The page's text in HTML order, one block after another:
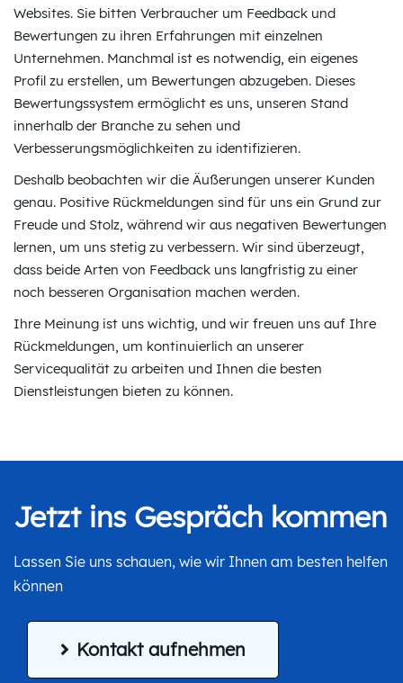
Websites. Sie bitten Verbraucher um Feedback und
Bewertungen zu ihren Erfahrungen mit einzelnen
Unternehmen. Manchmal ist es notwendig, ein eigenes
Profil zu erstellen, um Bewertungen abzugeben. Dieses
Bewertungssystem ermöglicht es uns, unseren Stand
innerhalb der Branche zu sehen und
Verbesserungsmöglichkeiten zu identifizieren.
Deshalb beobachten wir die Äußerungen unserer Kunden
genau. Positive Rückmeldungen sind für uns ein Grund zur
Freude und Stolz, während wir aus negativen Bewertungen
lernen, um uns stetig zu verbessern. Wir sind überzeugt,
dass beide Arten von Feedback uns langfristig zu einer
noch besseren Organisation machen werden.
Ihre Meinung ist uns wichtig, und wir freuen uns auf Ihre
Rückmeldungen, um kontinuierlich an unserer
Servicequalität zu arbeiten und Ihnen die besten
Dienstleistungen bieten zu können.
Jetzt ins Gespräch kommen
Lassen Sie uns schauen, wie wir Ihnen am besten helfen
können
Kontakt aufnehmen